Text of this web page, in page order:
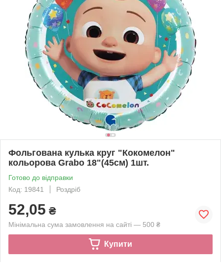
Фольгована кулька круг "Кокомелон"
кольорова Grabo 18"(45см) 1шт.
Готово до відправки
Код: 19841
Роздріб
52,05 ₴
Мінімальна сума замовлення на сайті — 500 ₴
Купити